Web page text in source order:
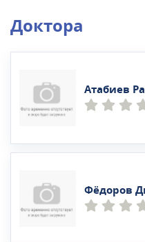
Доктора
Атабиев
Фёдоров